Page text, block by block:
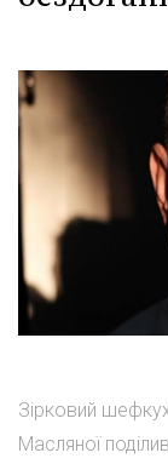
Зірковий
Масляної